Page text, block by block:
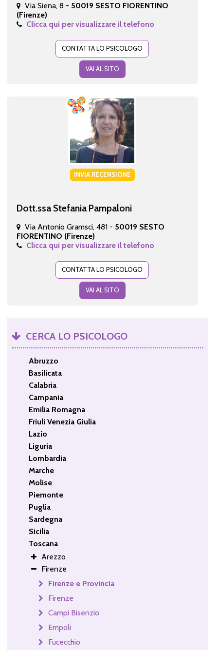
Via Siena, 8 - 50019 SESTO FIORENTINO
(Firenze)
Clicca qui per visualizzare il telefono
CONTATTA LO PSICOLOGO
VAI AL SITO
INVIA RECENSIONE
Dott.ssa Stefania Pampaloni
Via Antonio Gramsci, 481 - 50019 SESTO
FIORENTINO (Firenze)
Clicca qui per visualizzare il telefono
CONTATTA LO PSICOLOGO
VAI AL SITO
CERCA LO PSICOLOGO
Abruzzo
Basilicata
Calabria
Campania
Emilia Romagna
Friuli Venezia Giulia
Lazio
Liguria
Lombardia
Marche
Molise
Piemonte
Puglia
Sardegna
Sicilia
Toscana
Arezzo
Firenze
Firenze e Provincia
Firenze
Campi Bisenzio
Empoli
Fucecchio